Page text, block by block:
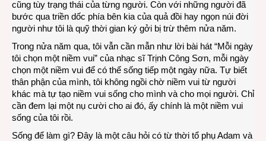
cũng tùy trạng thái của từng người. Còn với những người đã
bước qua triền dốc phía bên kia của quả đồi hay ngọn núi đời
người như tôi là quỹ thời gian ký gởi bị trừ thêm nửa năm.
Trong nửa năm qua, tôi vẫn cần mẫn như lời bài hát “Mỗi ngày
tôi chọn một niềm vui” của nhạc sĩ Trịnh Công Sơn, mỗi ngày
chọn một niềm vui để có thể sống tiếp một ngày nữa. Tự biết
thân phận của mình, tôi không ngồi chờ niềm vui từ người
khác mà tự tạo niềm vui sống cho mình và cho mọi người. Chỉ
cần đem lại một nụ cười cho ai đó, ấy chính là một niềm vui
sống của tôi rồi.
Sống để làm gì? Đây là một câu hỏi có từ thời tổ phụ Adam và